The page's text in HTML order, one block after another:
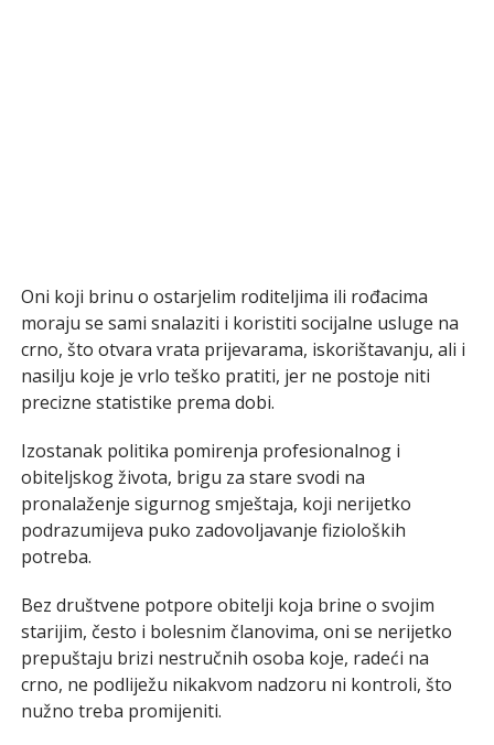
Oni koji brinu o ostarjelim roditeljima ili rođacima
moraju se sami snalaziti i koristiti socijalne usluge na
crno, što otvara vrata prijevarama, iskorištavanju, ali i
nasilju koje je vrlo teško pratiti, jer ne postoje niti
precizne statistike prema dobi.
Izostanak politika pomirenja profesionalnog i
obiteljskog života, brigu za stare svodi na
pronalaženje sigurnog smještaja, koji nerijetko
podrazumijeva puko zadovoljavanje fizioloških
potreba.
Bez društvene potpore obitelji koja brine o svojim
starijim, često i bolesnim članovima, oni se nerijetko
prepuštaju brizi nestručnih osoba koje, radeći na
crno, ne podliježu nikakvom nadzoru ni kontroli, što
nužno treba promijeniti.